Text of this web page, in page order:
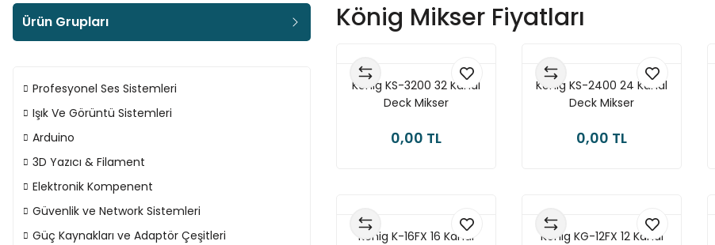
Ürün Grupları
Profesyonel Ses Sistemleri
Işık Ve Görüntü Sistemleri
Arduino
3D Yazıcı & Filament
Elektronik Kompenent
Güvenlik ve Network Sistemleri
Güç Kaynakları ve Adaptör Çeşitleri
König Mikser Fiyatları
König KS-3200 32 Kanal
Deck Mikser
0,00 TL
König KS-2400 24 Kanal
Deck Mikser
0,00 TL
König K-16FX 16 Kanal
König KG-12FX 12 Kanal